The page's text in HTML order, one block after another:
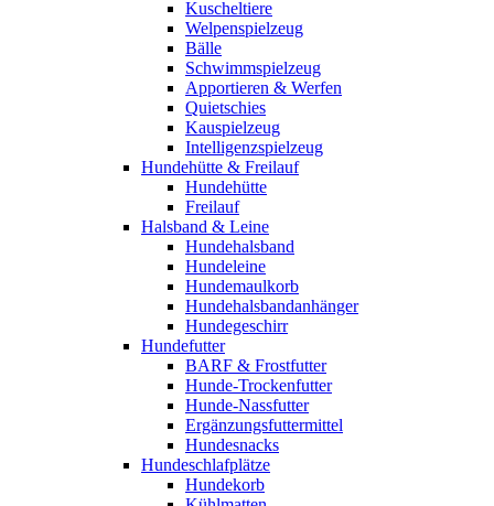
Kuscheltiere
Welpenspielzeug
Bälle
Schwimmspielzeug
Apportieren & Werfen
Quietschies
Kauspielzeug
Intelligenzspielzeug
Hundehütte & Freilauf
Hundehütte
Freilauf
Halsband & Leine
Hundehalsband
Hundeleine
Hundemaulkorb
Hundehalsbandanhänger
Hundegeschirr
Hundefutter
BARF & Frostfutter
Hunde-Trockenfutter
Hunde-Nassfutter
Ergänzungsfuttermittel
Hundesnacks
Hundeschlafplätze
Hundekorb